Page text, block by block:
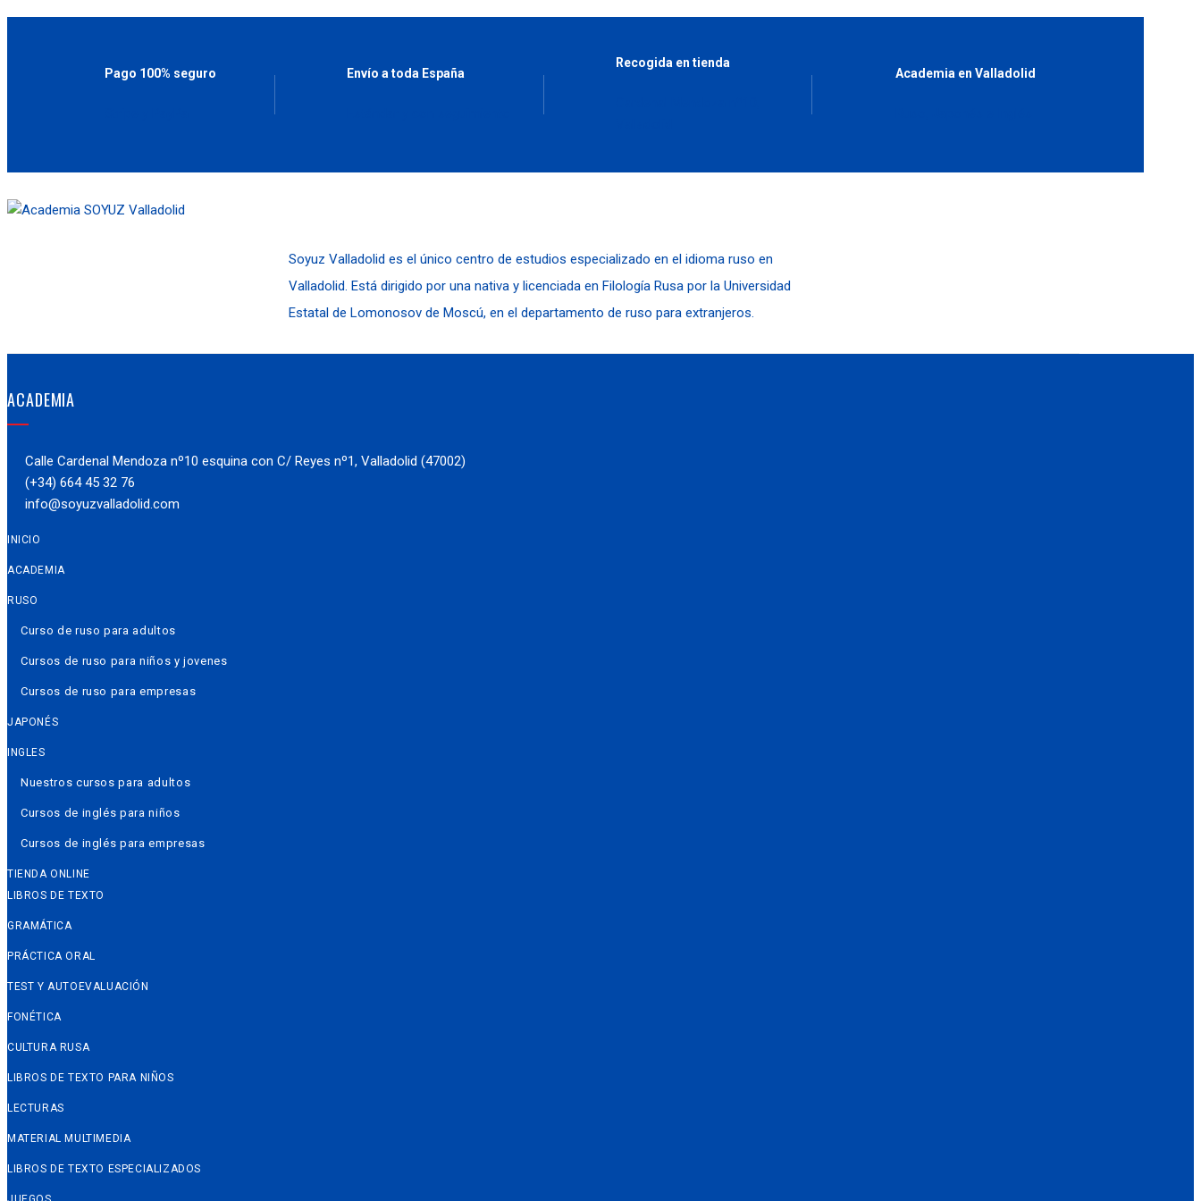
Pago 100% seguro Envío a toda España
Recogida en tienda
Academia en Valladolid
Soyuz Valladolid es el único centro de estudios especializado en el idioma ruso en
Valladolid. Está dirigido por una nativa y licenciada en Filología Rusa por la Universidad
Estatal de Lomonosov de Moscú, en el departamento de ruso para extranjeros.
ACADEMIA
Calle Cardenal Mendoza nº10 esquina con C/ Reyes nº1, Valladolid (47002)
(+34) 664 45 32 76
info@soyuzvalladolid.com
INICIO
ACADEMIA
RUSO
Curso de ruso para adultos
Cursos de ruso para niños y jovenes
Cursos de ruso para empresas
JAPONÉS
INGLES
Nuestros cursos para adultos
Cursos de inglés para niños
Cursos de inglés para empresas
TIENDA ONLINE
LIBROS DE TEXTO
GRAMÁTICA
PRÁCTICA ORAL
TEST Y AUTOEVALUACIÓN
FONÉTICA
CULTURA RUSA
LIBROS DE TEXTO PARA NIÑOS
LECTURAS
MATERIAL MULTIMEDIA
LIBROS DE TEXTO ESPECIALIZADOS